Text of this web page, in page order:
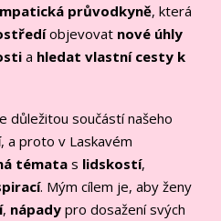
průvodkyně, která
objevovat nové úhly
a hledat vlastní cesty k
důležitou součástí našeho
, a proto v Laskavém
tématas lidskostí,
. Mým cílem je, aby ženy
, nápady pro dosažení svých